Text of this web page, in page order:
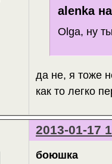
alenka
Olga, ну
да не, я тоже
как то легко
2013-01-17
боюшка